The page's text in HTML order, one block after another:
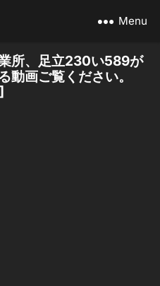
Menu
所、足立230い589が
動画ご覧ください。